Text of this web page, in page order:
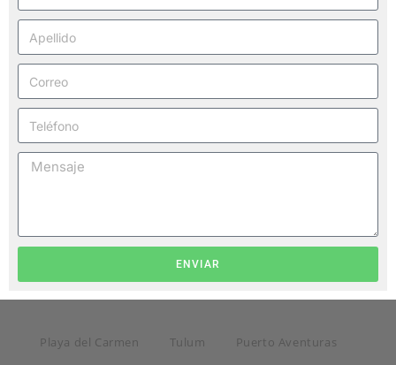
ENVIAR
Playa del Carmen Tulum
Puerto Aventuras